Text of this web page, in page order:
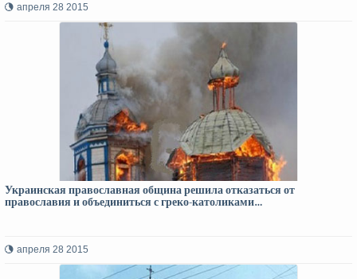
апреля 28 2015
Украинская православная община решила отказаться от
православия и объединиться с греко-католиками…
апреля 28 2015